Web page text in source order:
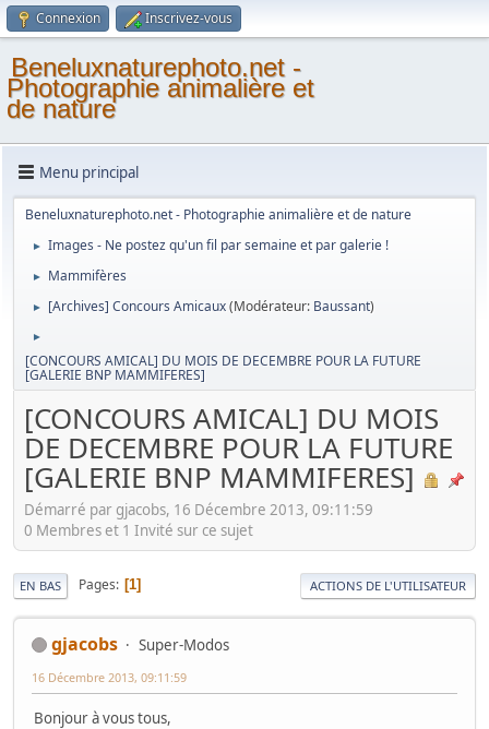
Connexion Inscrivez-vous
Beneluxnaturephoto.net -
Photographie animalière et
de nature
Menu principal
Beneluxnaturephoto.net - Photographie animalière et de nature
► Images - Ne postez qu'un fil par semaine et par galerie !
► Mammifères
► [Archives] Concours Amicaux(Modérateur: Baussant)
►
[CONCOURS AMICAL] DU MOIS DE DECEMBRE POUR LA FUTURE
[GALERIE BNP MAMMIFERES]
[CONCOURS AMICAL] DU MOIS
DE DECEMBRE POUR LA FUTURE
[GALERIE BNP MAMMIFERES]
Démarré par gjacobs, 16 Décembre 2013, 09:11:59
0 Membres et 1 Invité sur ce sujet
EN BAS Pages 1 ACTIONS DE L'UTILISATEUR
gjacobs Super-Modos
16 Décembre 2013, 09:11:59
Bonjour à vous tous,